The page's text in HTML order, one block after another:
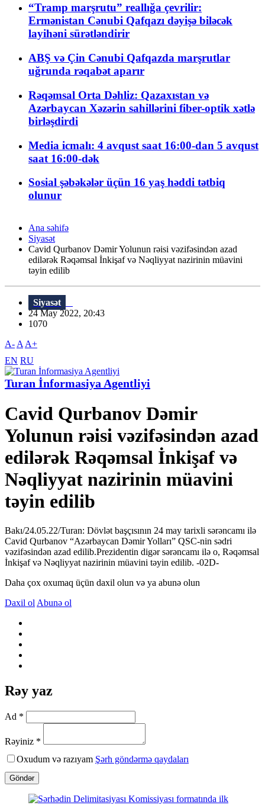
“Tramp marşrutu” reallığa çevrilir:
Ermənistan Cənubi Qafqazı dəyişə biləcək
layihəni sürətləndirir
ABŞ və Çin Cənubi Qafqazda marşrutlar
uğrunda rəqabət aparır
Rəqəmsal Orta Dəhliz: Qazaxıstan və
Azərbaycan Xəzərin sahillərini fiber-optik xətlə
birləşdirdi
Media icmalı: 4 avqust saat 16:00-dan 5 avqust
saat 16:00-dək
Sosial şəbəkələr üçün 16 yaş həddi tətbiq
olunur
Ana səhifə
Siyasət
Cavid Qurbanov Dəmir Yolunun rəisi vəzifəsindən azad
edilərək Rəqəmsal İnkişaf və Nəqliyyat nazirinin müavini
təyin edilib
Siyasət
24 May 2022, 20:43
1070
A- A A+
EN RU
Turan İnformasiya Agentliyi
Cavid Qurbanov Dəmir
Yolunun rəisi vəzifəsindən azad
edilərək Rəqəmsal İnkişaf və
Nəqliyyat nazirinin müavini
təyin edilib
Bakı/24.05.22/Turan: Dövlət başçısının 24 may tarixli sərəncamı ilə
Cavid Qurbanov “Azərbaycan Dəmir Yolları” QSC-nin sədri
vəzifəsindən azad edilib.Prezidentin digər sərəncamı ilə o, Rəqəmsal
İnkişaf və Nəqliyyat nazirinin müavini təyin edilib. -02D-
Daha çox oxumaq üçün daxil olun və ya abunə olun
Daxil ol Abunə ol
Rəy yaz
Ad *
Rəyiniz *
Oxudum və razıyam Şərh göndərmə qaydaları
Göndər